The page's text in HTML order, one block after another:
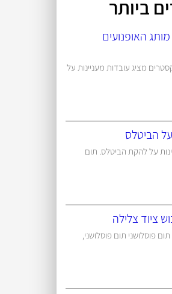
ביותר
האופנועים
מציג עובדות מעניינות על
הביטלס
על להקת הביטלס. תום
ציוד צלילה
פוסלושני תום פוסלושני,